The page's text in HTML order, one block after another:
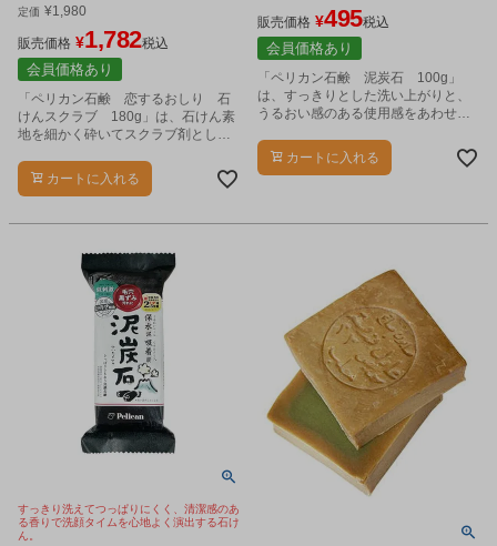
定価 ¥1,980
販売価格 ¥1,782税込
会員価格あり
「ペリカン石鹸 恋するおしり 石
けんスクラブ 180g」は、石けん素
地を細かく砕いてスクラブ剤として
楽しめるボディ用スクラブです。
カートに入れる
販売価格 ¥495税込
会員価格あり
「ペリカン石鹸 泥炭石 100g」
は、すっきりとした洗い上がりと、
うるおい感のある使用感をあわせ持
カートに入れる
すっきり洗えてつっぱりにくく、清潔感のあ
る香りで洗顔タイムを心地よく演出する石け
ん。